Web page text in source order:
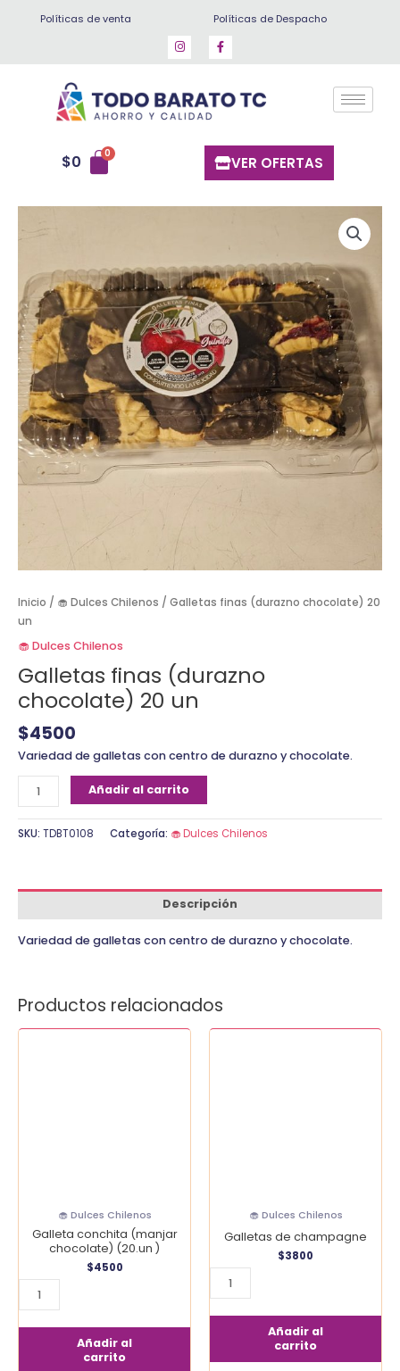
Políticas de venta Políticas de Despacho
$0 VER OFERTAS
Inicio / 🧁 Dulces Chilenos / Galletas finas (durazno chocolate) 20
un
🧁 Dulces Chilenos
Galletas finas (durazno
chocolate) 20 un
$4500
Variedad de galletas con centro de durazno y chocolate.
finas
chocolate)
20
un
cantidad
Añadir al carrito
SKU: TDBT0108 Categoría: 🧁 Dulces Chilenos
Descripción
Variedad de galletas con centro de durazno y chocolate.
Productos relacionados
🧁 Dulces Chilenos
Galleta conchita (manjar
chocolate) (20.un )
$4500
Añadir al
carrito
🧁 Dulces Chilenos
Galletas de champagne
$3800
Añadir al
carrito